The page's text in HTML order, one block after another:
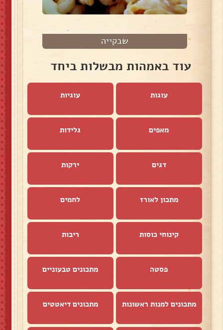
שבקייה
עוד באמהות מבשלות ביחד
עוגות עוגיות
מאפים גלידות
דגים ירקות
מתכון לאורז לחמים
קינוחי כוסות ריבות
פסטה מתכונים טבעוניים
מתכונים למנות ראשונות מתכונים דיאטטים